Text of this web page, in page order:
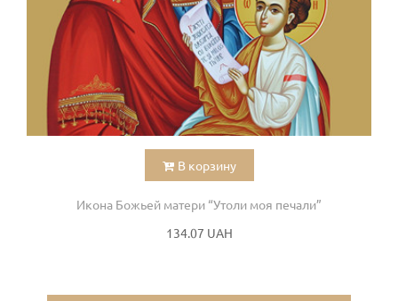
В корзину
Икона Божьей матери “Утоли моя печали”
134.07 UAH